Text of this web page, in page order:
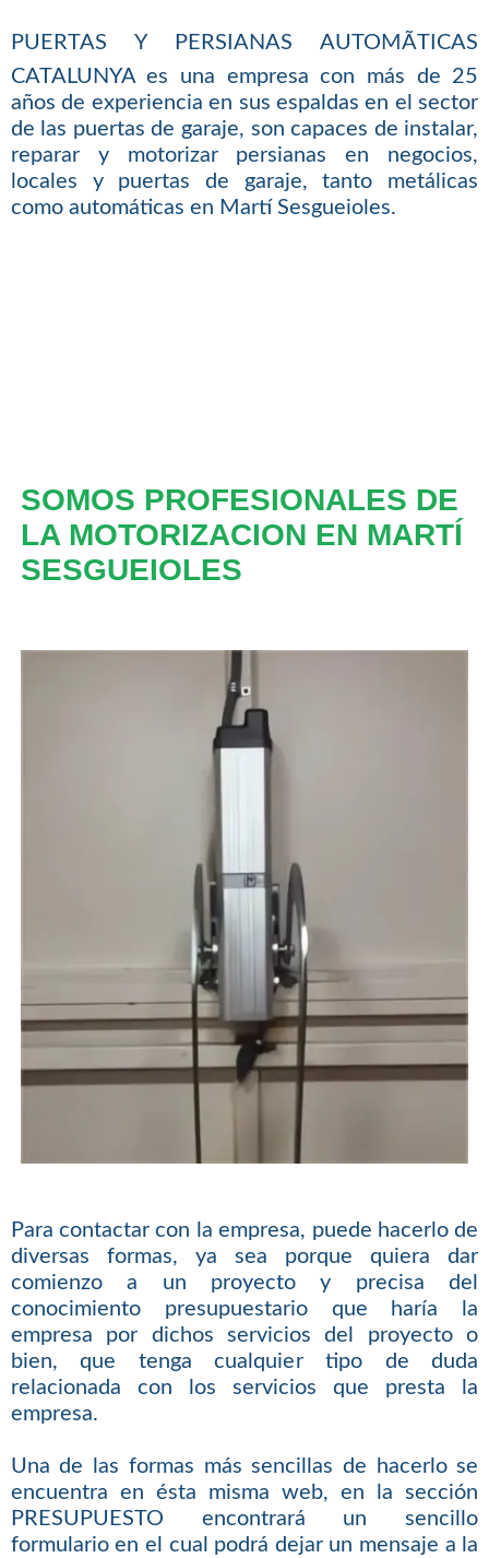
PUERTAS Y PERSIANAS AUTOMÃTICAS
CATALUNYA es una empresa con más de 25
años de experiencia en sus espaldas en el sector
de las puertas de garaje, son capaces de instalar,
reparar y motorizar persianas en negocios,
locales y puertas de garaje, tanto metálicas
como automáticas en Martí Sesgueioles.
SOMOS PROFESIONALES DE
LA MOTORIZACION EN MARTÍ
SESGUEIOLES
Para contactar con la empresa, puede hacerlo de
diversas formas, ya sea porque quiera dar
comienzo a un proyecto y precisa del
conocimiento presupuestario que haría la
empresa por dichos servicios del proyecto o
bien, que tenga cualquier tipo de duda
relacionada con los servicios que presta la
empresa.
Una de las formas más sencillas de hacerlo se
encuentra en ésta misma web, en la sección
PRESUPUESTO encontrará un sencillo
formulario en el cual podrá dejar un mensaje a la